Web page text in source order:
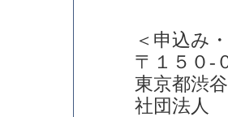
＜申込み
〒１５０-
東京都渋
社団法人